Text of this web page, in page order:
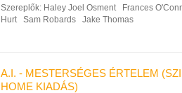
Szereplők: Haley Joel Osment Frances
Hurt
Sam Robards Jake Thomas
A.I. - MESTERSÉGES ÉRTELEM
HOME KIADÁS)